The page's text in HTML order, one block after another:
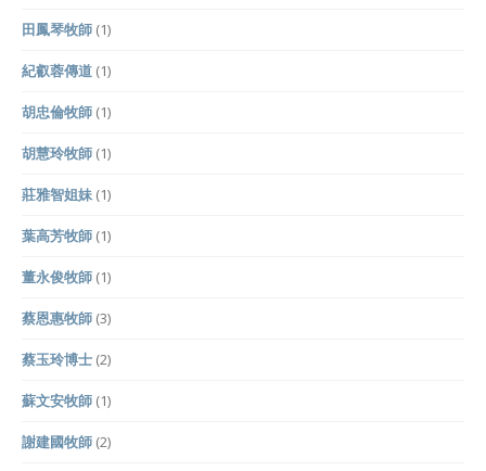
田鳳琴牧師 (1)
紀叡蓉傳道 (1)
胡忠倫牧師 (1)
胡慧玲牧師 (1)
莊雅智姐妹 (1)
葉高芳牧師 (1)
董永俊牧師 (1)
蔡恩惠牧師 (3)
蔡玉玲博士 (2)
蘇文安牧師 (1)
謝建國牧師 (2)